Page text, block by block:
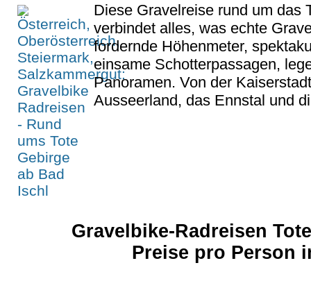
Diese Gravelreise rund um das
verbindet alles, was echte
fordernde Höhenmeter,
einsame Schotterpassagen,
Panoramen. Von der
Ausseerland, das Ennstal und
Gravelbike-Radreisen
Preise pro Person